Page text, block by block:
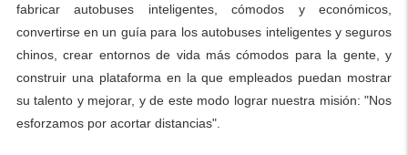
fabricar autobuses inteligentes, cómodos y económicos,
convertirse en un guía para los autobuses inteligentes y seguros
chinos, crear entornos de vida más cómodos para la gente, y
construir una plataforma en la que empleados puedan mostrar
su talento y mejorar, y de este modo lograr nuestra misión: "Nos
esforzamos por acortar distancias".